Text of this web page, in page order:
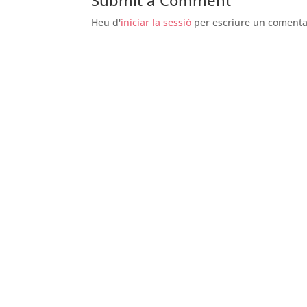
Heu d'iniciar la sessióper escriure un